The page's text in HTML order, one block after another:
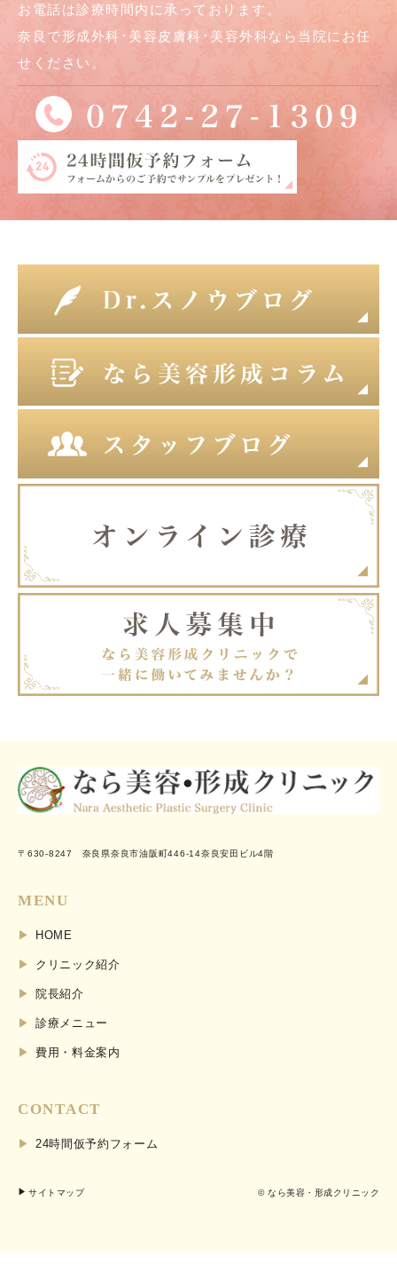
お電話は診療時間内に承っております。
奈良で形成外科･美容皮膚科･美容外科なら当院にお任
せください。
〒630-8247 奈良県奈良市油阪町446-14奈良安田ビル4階
MENU
HOME
クリニック紹介
院長紹介
診療メニュー
費用・料金案内
CONTACT
24時間仮予約フォーム
サイトマップ © なら美容・形成クリニック